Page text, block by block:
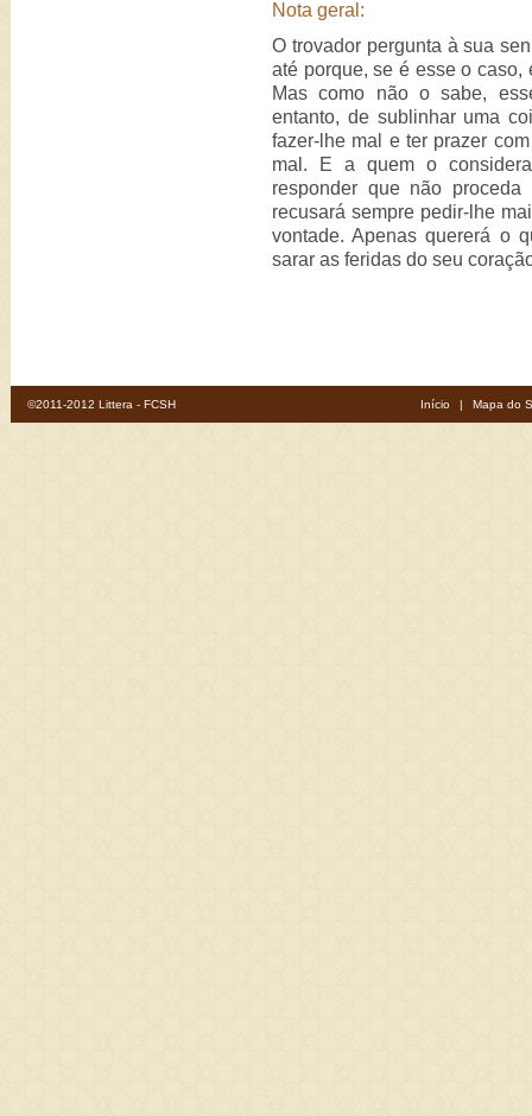
Nota geral:
O trovador pergunta à sua
até porque, se é esse o caso,
Mas como não o sabe,
entanto, de sublinhar uma
fazer-lhe mal e ter prazer
mal. E a quem o
responder que não
recusará sempre pedir-lhe
vontade. Apenas quererá o
sarar as feridas do seu
©2011-2012 Littera - FCSH Início | Mapa do